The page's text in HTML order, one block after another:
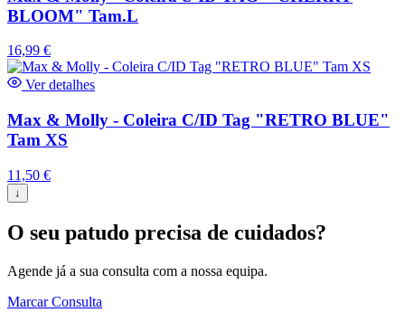
BLOOM" Tam.L
16,99 €
Ver detalhes
Max & Molly - Coleira C/ID Tag "RETRO BLUE"
Tam XS
11,50 €
↓
O seu patudo precisa de cuidados?
Agende já a sua consulta com a nossa equipa.
Marcar Consulta